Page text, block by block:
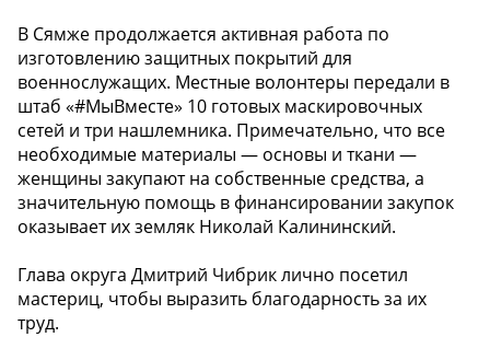
В Сямже продолжается активная работа по
изготовлению защитных покрытий для
военнослужащих. Местные волонтеры передали в
штаб «#МыВместе» 10 готовых маскировочных
сетей и три нашлемника. Примечательно, что все
необходимые материалы — основы и ткани —
женщины закупают на собственные средства, а
значительную помощь в финансировании закупок
оказывает их земляк Николай Калининский.
Глава округа Дмитрий Чибрик лично посетил
мастериц, чтобы выразить благодарность за их
труд.